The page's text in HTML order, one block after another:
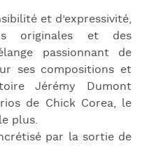
et d’expressivité,
originales et des
passionnant de
ses compositions et
Jérémy Dumont
de Chick Corea, le
plus.
par la sortie de